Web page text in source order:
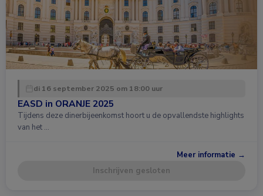
di 16 september 2025 om 18:00 uur
EASD in ORANJE 2025
Tijdens deze dinerbijeenkomst hoort u de opvallendste highlights
van het …
Meer informatie →
Inschrijven gesloten